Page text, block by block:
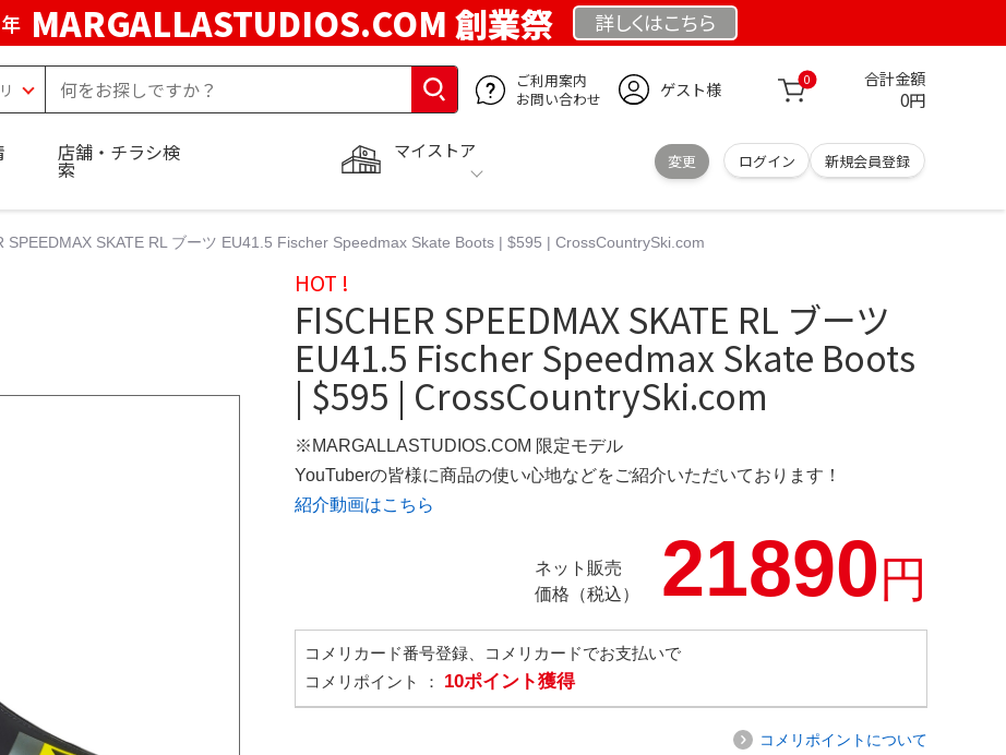
MARGALLASTUDIOS.COM 創業祭 詳しくはこちら
ご利用案内
お問い合わせ
ゲスト様 0 合計金額
0円
マイストア
変更 ログイン 新規会員登録
店舗・チラシ検
索
SPEEDMAX SKATE RL ブーツ EU41.5 Fischer Speedmax Skate Boots | $595 | CrossCountrySki.com
HOT !
FISCHER SPEEDMAX SKATE RL ブーツ
EU41.5 Fischer Speedmax Skate Boots
| $595 | CrossCountrySki.com
※MARGALLASTUDIOS.COM 限定モデル
YouTuberの皆様に商品の使い心地などをご紹介いただいております！
紹介動画はこちら
ネット販売
価格（税込）
21890円
コメリカード番号登録、コメリカードでお支払いで
コメリポイント ： 10ポイント獲得
コメリポイントについて